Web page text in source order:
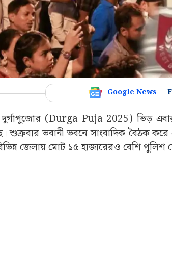
Google News
দুর্গাপুজোর (Durga Puja 2025) ভিড়
শুক্রবার ভবানী ভবনে সাংবাদিক বৈঠক
জেলায় মোট ১৫ হাজারেরও বেশি পুলিশ